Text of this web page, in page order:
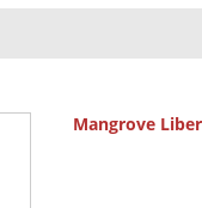
Mangrove